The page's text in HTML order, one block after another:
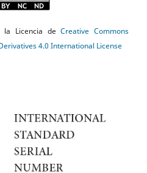
la Licencia deCreative Commons
4.0 International License